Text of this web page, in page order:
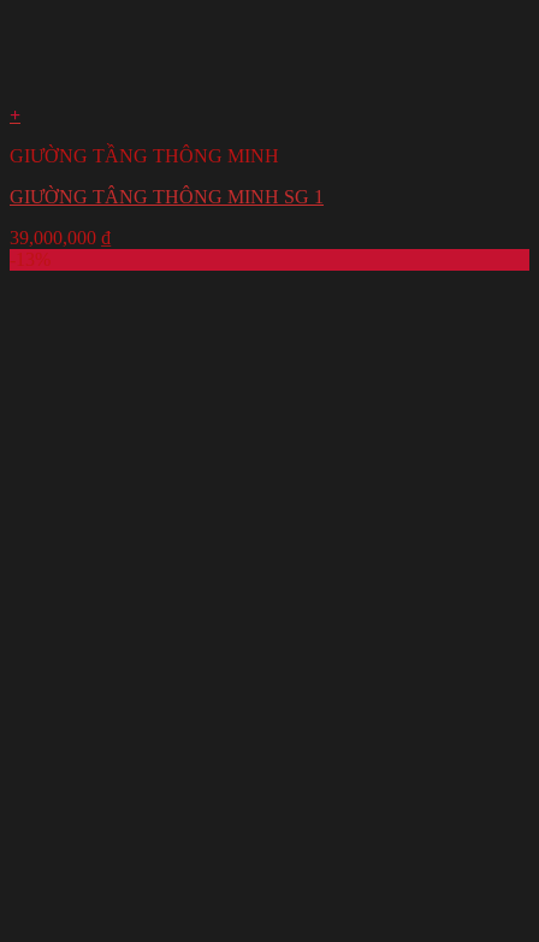
+
GIƯỜNG TẦNG THÔNG MINH
GIƯỜNG TÂNG THÔNG MINH SG 1
39,000,000 ₫
-13%